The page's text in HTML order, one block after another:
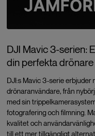
DJI Mavic 3-serien:
din perfekta drönare
DJI:s Mavic 3-serie erbjuder
drönaranvändare, från
med sin
fotografering och filmning.
kvalitet och
till ett mer tillgängligt